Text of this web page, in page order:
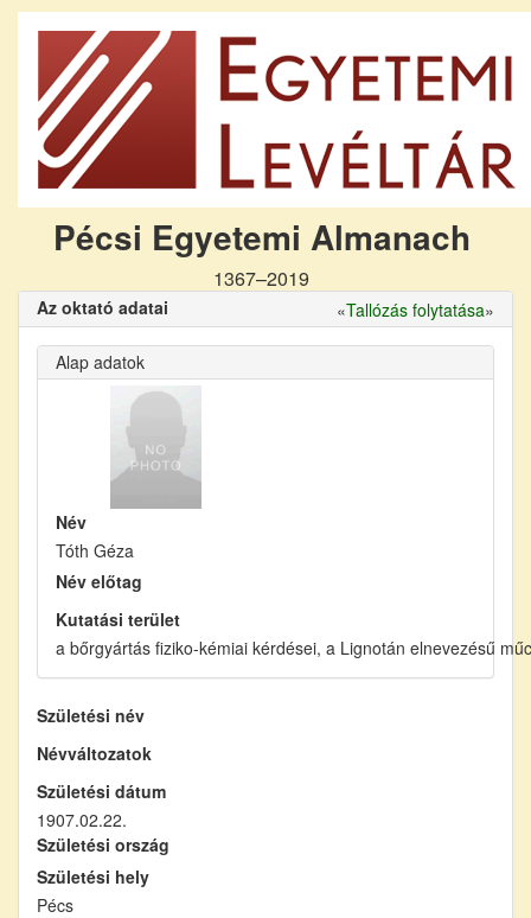
Pécsi Egyetemi Almanach
1367–2019
Az oktató adatai «Tallózás folytatása»
Alap adatok
Név
Tóth Géza
Név előtag
Kutatási terület
a bőrgyártás fiziko-kémiai kérdései, a Lignotán elnevezésű
Születési név
Névváltozatok
Születési dátum
1907.02.22.
Születési ország
Születési hely
Pécs